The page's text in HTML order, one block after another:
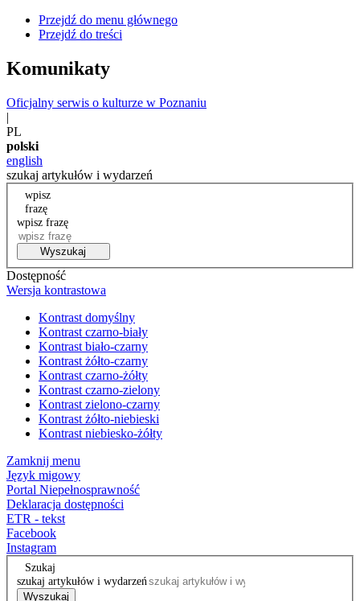
Przejdź do menu głównego
Przejdź do treści
Komunikaty
Oficjalny serwis o kulturze w Poznaniu
|
PL
polski
english
szukaj artykułów i wydarzeń
wpisz
frazę
wpisz frazę
Wyszukaj
Dostępność
Wersja kontrastowa
Kontrast domyślny
Kontrast czarno-biały
Kontrast biało-czarny
Kontrast żółto-czarny
Kontrast czarno-żółty
Kontrast czarno-zielony
Kontrast zielono-czarny
Kontrast żółto-niebieski
Kontrast niebiesko-żółty
Zamknij menu
Język migowy
Portal Niepełnosprawność
Deklaracja dostępności
ETR - tekst
Facebook
Instagram
Szukaj
szukaj artykułów i wydarzeń
Wyszukaj